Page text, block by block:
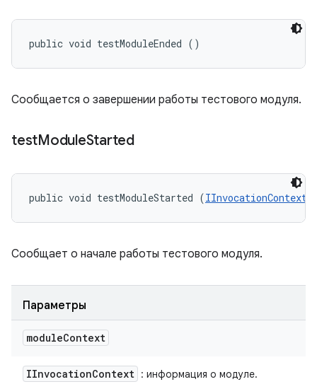
public void testModuleEnded ()
Сообщается о завершении работы тестового модуля.
testModuleStarted
public void testModuleStarted (IInvocationContext
Сообщает о начале работы тестового модуля.
Параметры
moduleContext
IInvocationContext : информация о модуле.